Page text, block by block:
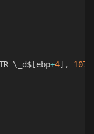
\_d$
[ebp+4] ,